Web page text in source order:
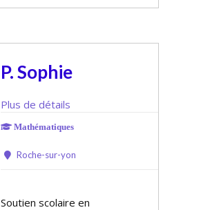
P. Sophie
Plus de détails
Mathématiques
Roche-sur-yon
Soutien scolaire en